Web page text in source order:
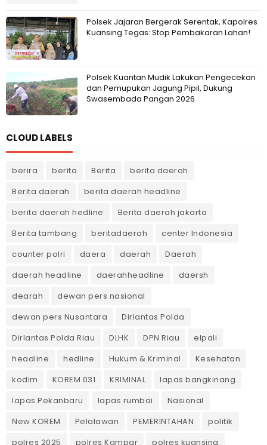
Polsek Jajaran Bergerak Serentak, Kapolres
Kuansing Tegas: Stop Pembakaran Lahan!
Polsek Kuantan Mudik Lakukan Pengecekan
dan Pemupukan Jagung Pipil, Dukung
Swasembada Pangan 2026
CLOUD LABELS
berira berita Berita
berita daerah
Berita daerah
berita daerah headline
berita daerah hedline
Berita daerah jakarta
Berita tambang
beritadaerah
center Indonesia
counter polri
daera daerah
Daerah
daerah headline
daerahheadline
daersh
dearah
dewan pers nasional
dewan pers Nusantara
Dirlantas Polda
Dirlantas Polda Riau
DLHK DPN Riau
elpali
headline
hedline Hukum & Kriminal
Kesehatan
kodim
KOREM 031 KRIMINAL
lapas bangkinang
lapas Pekanbaru
lapas rumbai
Nasional
New KOREM
Pelalawan PEMERINTAHAN
politik
polres 2025
polres Kampar polres kuansing